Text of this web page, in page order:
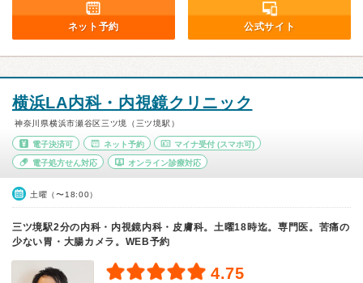
ネット予約 公式サイト
横浜LA内科・内視鏡クリニック
神奈川県横浜市瀬谷区三ツ境（三ツ境駅）
電子決済可 ネット予約 マイナ受付 (スマホ可)
電子処方せん対応 オンライン診療対応
土曜（〜18:00）
三ツ境駅2分の内科・内視鏡内科・皮膚科。土曜18時迄。専門医。苦痛の
少ない胃・大腸カメラ。WEB予約
4.75